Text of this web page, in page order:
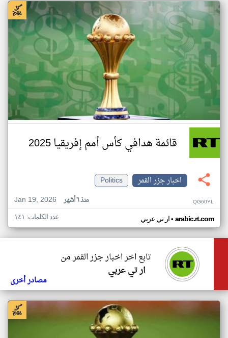
قائمة هدافي كأس أمم إفريقيا 2025
اخبار جزر القمر
Politics
Jan 19, 2026
منذ ٦ أشهر QG60YL
ار تي عربي• arabic.rt.com عدد الكلمات: ١٤١
تابع اخر اخبار جزر القمر من
ار تي عربي
مصادر أخرى